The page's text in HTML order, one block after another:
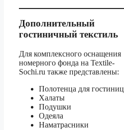
Дополнительный
гостиничный текстиль
Для комплексного оснащения
номерного фонда на Textile-
Sochi.ru также представлены:
Полотенца для гостиниц
Халаты
Подушки
Одеяла
Наматрасники